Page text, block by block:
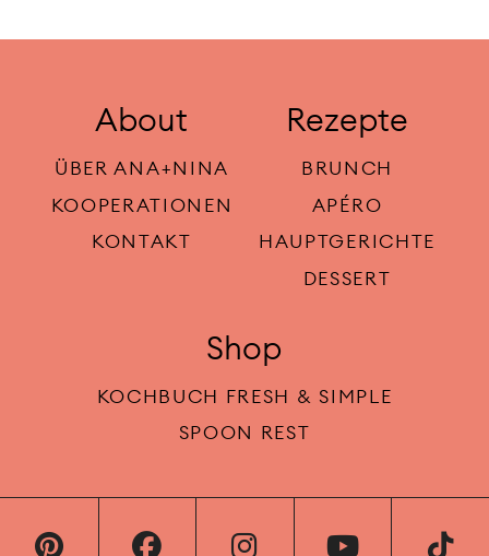
About
ÜBER ANA+NINA
KOOPERATIONEN
KONTAKT
Rezepte
BRUNCH
APÉRO
HAUPTGERICHTE
DESSERT
Shop
KOCHBUCH FRESH & SIMPLE
SPOON REST